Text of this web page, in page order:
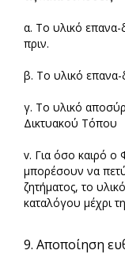
α. Το υλικό επανα-
πριν.
β. Το υλικό επανα-
γ. Το υλικό
Δικτυακού Τόπου
v. Για όσο καιρό ο
μπορέσουν να
ζητήματος, το
καταλόγου μέχρι
9. Αποποίηση